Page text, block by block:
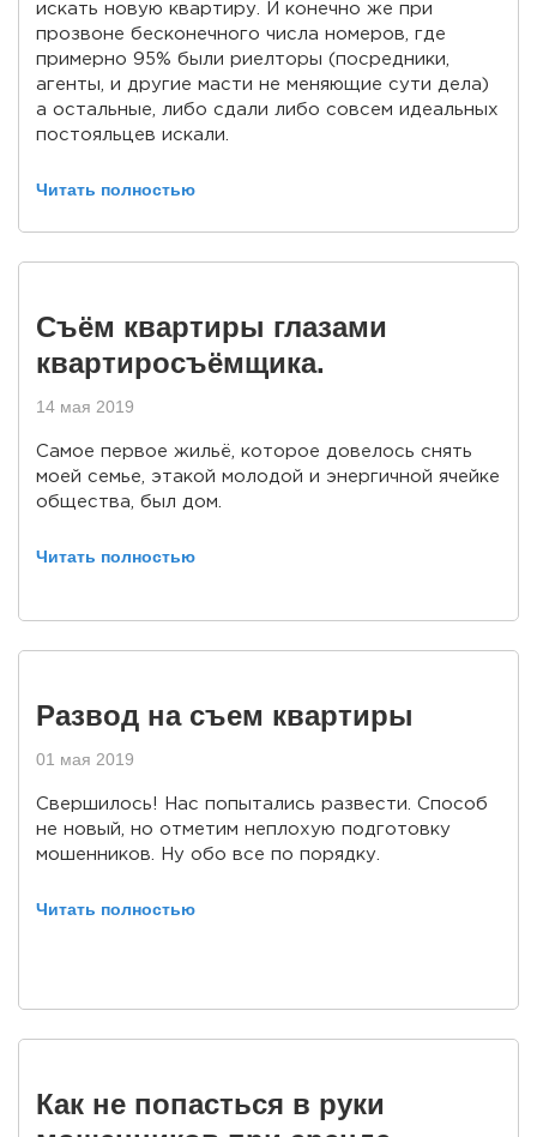
искать новую квартиру. И конечно же при
прозвоне бесконечного числа номеров, где
примерно 95% были риелторы (посредники,
агенты, и другие масти не меняющие сути дела)
а остальные, либо сдали либо совсем идеальных
постояльцев искали.
Читать полностью
Съём квартиры глазами
квартиросъёмщика.
14 мая 2019
Самое первое жильё, которое довелось снять
моей семье, этакой молодой и энергичной ячейке
общества, был дом.
Читать полностью
Развод на съем квартиры
01 мая 2019
Свершилось! Нас попытались развести. Способ
не новый, но отметим неплохую подготовку
мошенников. Ну обо все по порядку.
Читать полностью
Как не попасться в руки